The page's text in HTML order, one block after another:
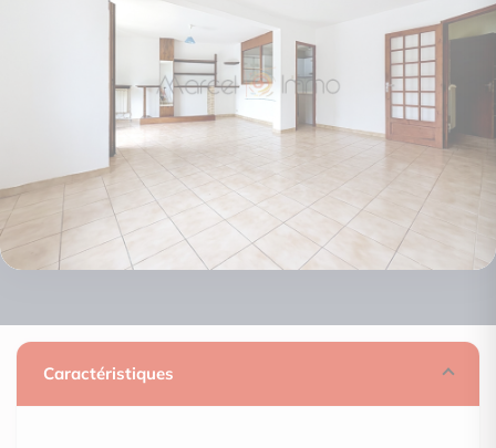
Caractéristiques